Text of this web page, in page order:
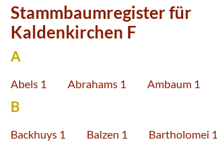
Stammbaumregister für
Kaldenkirchen F
A
Abels 1 Abrahams 1 Ambaum 1
B
Backhuys 1 Balzen 1 Bartholomei 1